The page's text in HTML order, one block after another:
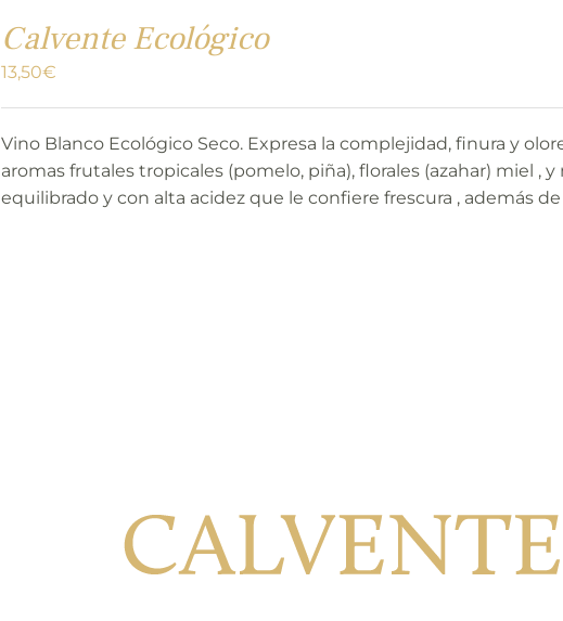
Calvente Ecológico
13,50€
Vino Blanco Ecológico Seco. Expresa la complejidad, finura y
aromas frutales tropicales (pomelo, piña), florales (azahar) miel ,
equilibrado y con alta acidez que le confiere frescura , además